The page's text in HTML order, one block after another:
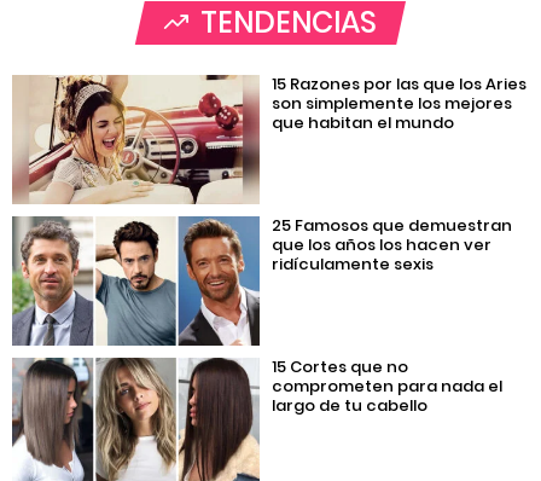
TENDENCIAS
15 Razones por las que los Aries
son simplemente los mejores
que habitan el mundo
25 Famosos que demuestran
que los años los hacen ver
ridículamente sexis
15 Cortes que no
comprometen para nada el
largo de tu cabello